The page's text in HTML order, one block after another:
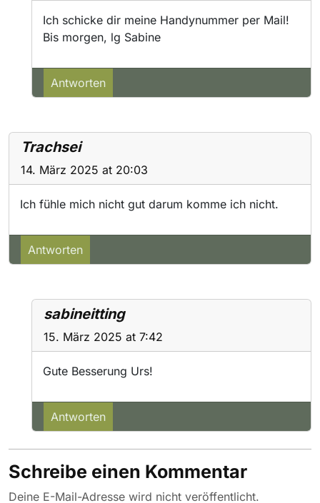
Ich schicke dir meine Handynummer per Mail!
Bis morgen, lg Sabine
Antworten
Trachsei
14. März 2025 at 20:03
Ich fühle mich nicht gut darum komme ich nicht.
Antworten
sabineitting
15. März 2025 at 7:42
Gute Besserung Urs!
Antworten
Schreibe einen Kommentar
Deine E-Mail-Adresse wird nicht veröffentlicht.